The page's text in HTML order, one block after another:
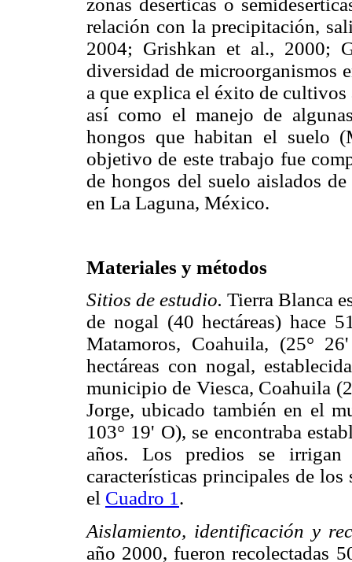
relación con la precipitación,
2004; Grishkan et al., 2000;
diversidad de microorganismos
a que explica el éxito de
así como el manejo de
hongos que habitan el suelo
objetivo de este trabajo fue
de hongos del suelo aislados
en La Laguna, México.
Materiales y métodos
Sitios de estudio.Tierra Blanca
de nogal (40 hectáreas) hace
Matamoros, Coahuila, (25°
hectáreas con nogal,
municipio de Viesca, Coahuila
Jorge, ubicado también en el
103° 19' O), se encontraba
años. Los predios se
características principales de los
el Cuadro 1 .
Aislamiento, identificación y
año 2000, fueron recolectadas